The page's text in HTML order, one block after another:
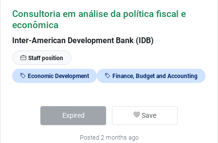
Consultoria em análise da política fiscal e
econômica
Inter-American Development Bank (IDB)
Staff position
Economic Development Finance, Budget and Accounting
Expired Save
Posted 2 months ago